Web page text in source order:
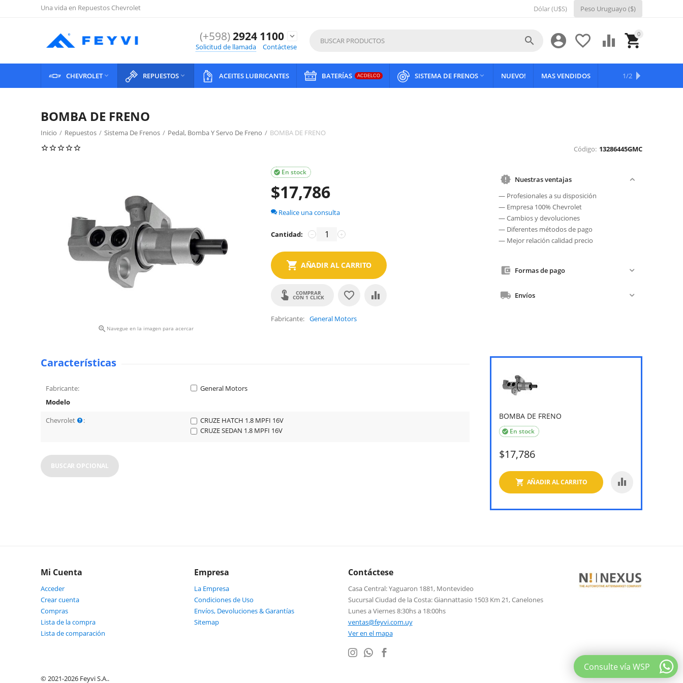
Una vida en Repuestos Chevrolet Dólar (U$S) Peso Uruguayo ($)
(+598)2924 1100
expand_more
Solicitud de llamada
Contáctese
0

 


CHEVROLET REPUESTOS  ACEITES LUBRICANTES BATERÍAS ACDELCO SISTEMA DE FRENOS  NUEVO! MAS VENDIDOS OFERTAS
1/2
BOMBA DE FRENO
Inicio / Repuestos / Sistema De Frenos / Pedal, Bomba Y Servo De Freno / BOMBA DE FRENO
Código: 13286445GMC
 Navegue en la imagen para acercar
En stock

$17,786
Realice una consulta
Cantidad: +
−
AÑADIR AL CARRITO
COMPRAR
CON 1 CLICK
Fabricante General Motors
Nuestras ventajas
— Profesionales a su disposición
— Empresa 100% Chevrolet
— Cambios y devoluciones
— Diferentes métodos de pago
— Mejor relación calidad precio
Formas de pago
Envíos
BOMBA DE FRENO
En stock

$17,786
AÑADIR AL CARRITO
Características
Fabricante:
General Motors
Modelo
Chevrolet
:
CRUZE HATCH 1.8 MPFI 16V
CRUZE SEDAN 1.8 MPFI 16V
BUSCAR OPCIONAL
Mi Cuenta
Acceder
Crear cuenta
Compras
Lista de la compra
Lista de comparación
Empresa
La Empresa
Condiciones de Uso
Envíos, Devoluciones & Garantías
Sitemap
Contáctese
Casa Central: Yaguaron 1881, Montevideo
Sucursal Ciudad de la Costa: Giannattasio 1503 Km 21, Canelones
Lunes a Viernes 8:30hs a 18:00hs
ventas@feyvi.com.uy
Ver en el mapa
© 2021-2026 Feyvi S.A..
Consulte vía WSP